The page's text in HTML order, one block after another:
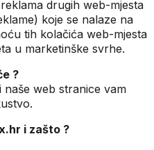
drugih web-mjesta
koje se nalaze na
tih kolačića web-mjesta
u marketinške svrhe.
?
naše web stranice vam
i zašto ?